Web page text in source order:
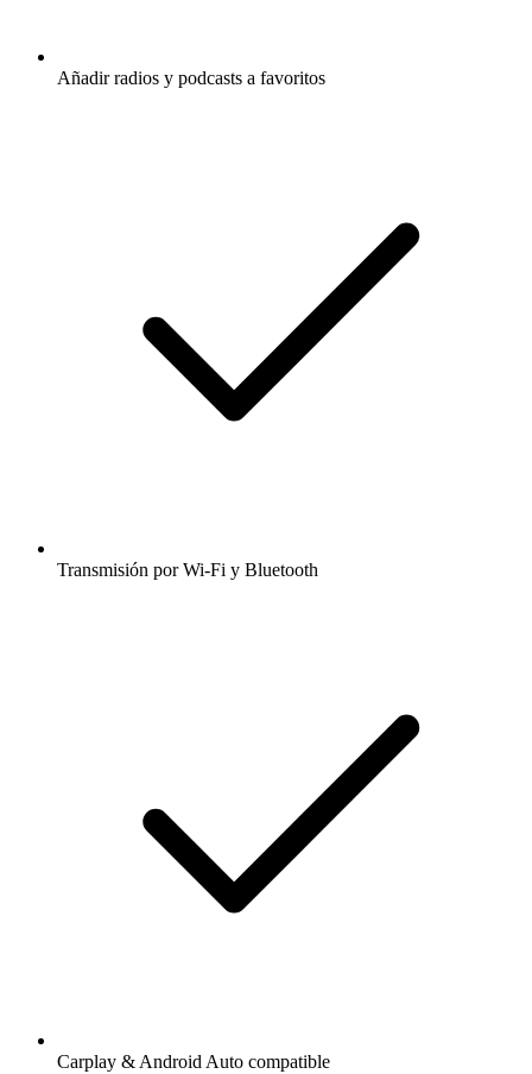
Añadir radios y podcasts a favoritos
Transmisión por Wi-Fi y Bluetooth
Carplay & Android Auto compatible